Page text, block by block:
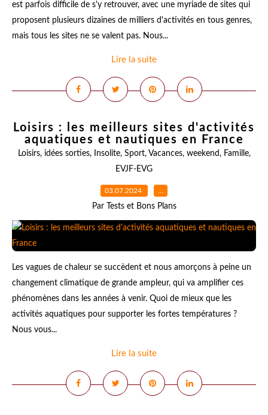
est parfois difficile de s'y retrouver, avec une myriade de sites qui
proposent plusieurs dizaines de milliers d'activités en tous genres,
mais tous les sites ne se valent pas. Nous...
Lire la suite
Loisirs : les meilleurs sites d'activités
aquatiques et nautiques en France
Loisirs, idées sorties, Insolite, Sport, Vacances, weekend, Famille,
EVJF-EVG
03.07.2024 …
Par Tests et Bons Plans
Les vagues de chaleur se succèdent et nous amorçons à peine un
changement climatique de grande ampleur, qui va amplifier ces
phénomènes dans les années à venir. Quoi de mieux que les
activités aquatiques pour supporter les fortes températures ?
Nous vous...
Lire la suite